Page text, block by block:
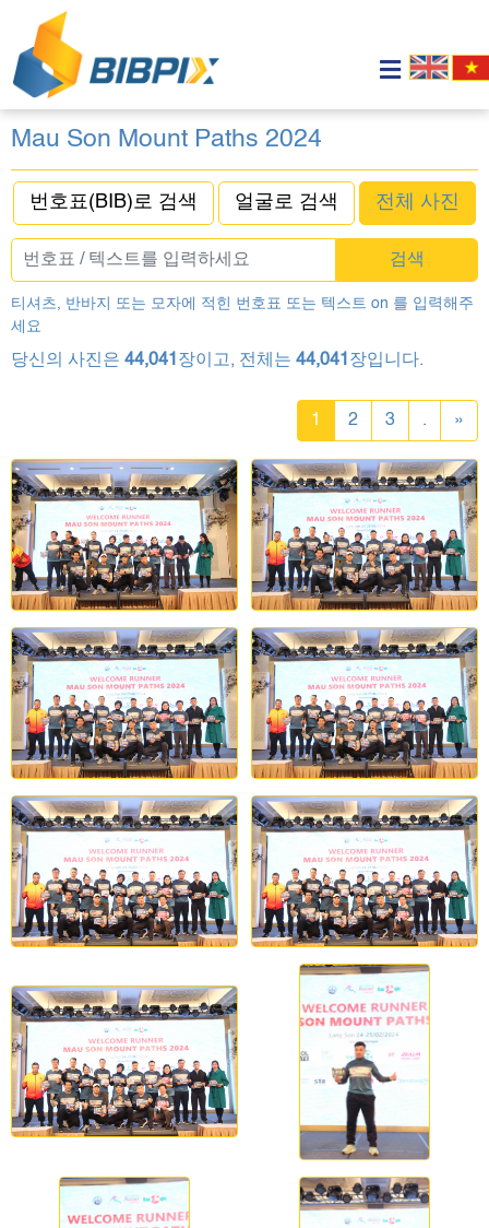
Mau Son Mount Paths 2024
번호표(BIB)로 검색 얼굴로 검색 전체 사진
검색
티셔츠, 반바지 또는 모자에 적힌 번호표 또는 텍스트 on 를 입력해주
세요
당신의 사진은 44,041 장이고, 전체는 44,041 장입니다.
1 2 3 . »